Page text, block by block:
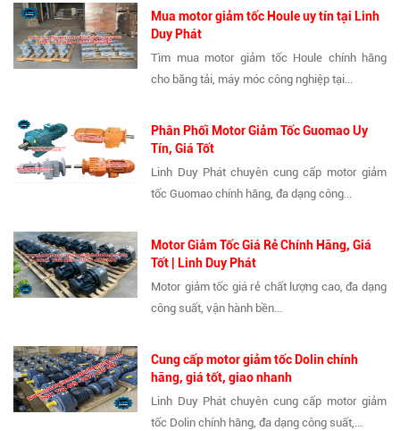
Mua motor giảm tốc Houle uy tín tại Linh
Duy Phát
Tìm mua motor giảm tốc Houle chính hãng
cho băng tải, máy móc công nghiệp tại...
Phân Phối Motor Giảm Tốc Guomao Uy
Tín, Giá Tốt
Linh Duy Phát chuyên cung cấp motor giảm
tốc Guomao chính hãng, đa dạng công...
Motor Giảm Tốc Giá Rẻ Chính Hãng, Giá
Tốt | Linh Duy Phát
Motor giảm tốc giá rẻ chất lượng cao, đa dạng
công suất, vận hành bền...
Cung cấp motor giảm tốc Dolin chính
hãng, giá tốt, giao nhanh
Linh Duy Phát chuyên cung cấp motor giảm
tốc Dolin chính hãng, đa dạng công suất,...